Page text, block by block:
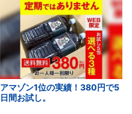
アマゾン1位の実績！380円で5
日間お試し。